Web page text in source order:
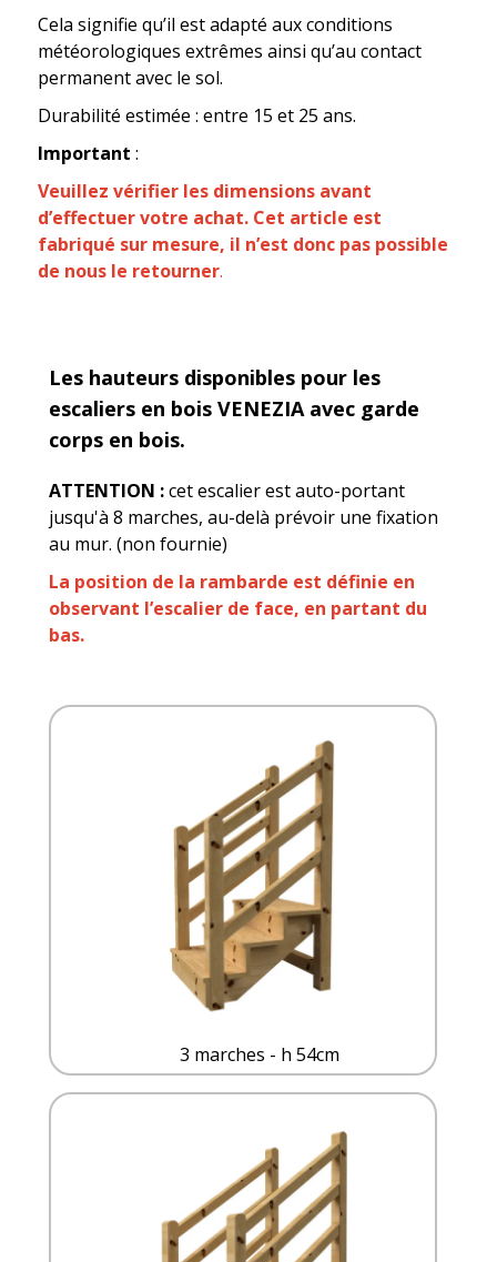
Cela signifie qu’il est adapté aux conditions
météorologiques extrêmes ainsi qu’au contact
permanent avec le sol.
Durabilité estimée : entre 15 et 25 ans.
Important :
Veuillez vérifier les dimensions avant
d’effectuer votre achat. Cet article est
fabriqué sur mesure, il n’est donc pas possible
de nous le retourner.
Les hauteurs disponibles pour les
escaliers en bois VENEZIA avec garde
corps en bois.
ATTENTION :cet escalier est auto-portant
jusqu'à 8 marches, au-delà prévoir une fixation
au mur. (non fournie)
La position de la rambarde est définie en
observant l’escalier de face, en partant du
bas.
3 marches - h 54cm